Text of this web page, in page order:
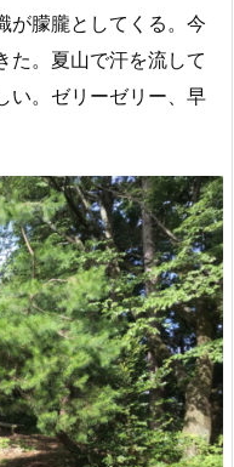
が朦朧としてくる。今
た。夏山で汗を流して
い。ゼリーゼリー、早